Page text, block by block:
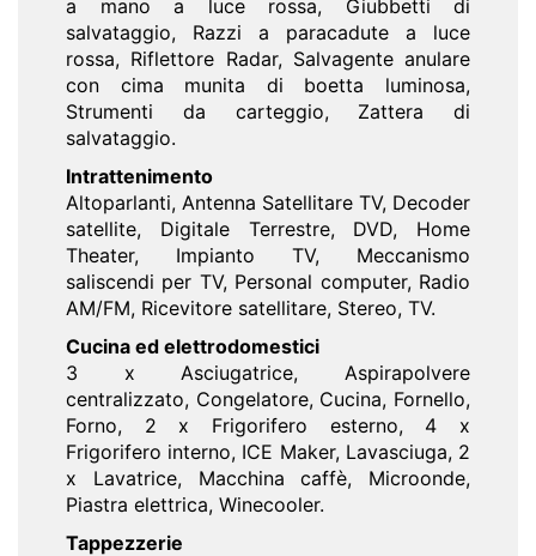
a mano a luce rossa, Giubbetti di
salvataggio, Razzi a paracadute a luce
rossa, Riflettore Radar, Salvagente anulare
con cima munita di boetta luminosa,
Strumenti da carteggio, Zattera di
salvataggio.
Intrattenimento
Altoparlanti, Antenna Satellitare TV, Decoder
satellite, Digitale Terrestre, DVD, Home
Theater, Impianto TV, Meccanismo
saliscendi per TV, Personal computer, Radio
AM/FM, Ricevitore satellitare, Stereo, TV.
Cucina ed elettrodomestici
3 x Asciugatrice, Aspirapolvere
centralizzato, Congelatore, Cucina, Fornello,
Forno, 2 x Frigorifero esterno, 4 x
Frigorifero interno, ICE Maker, Lavasciuga, 2
x Lavatrice, Macchina caffè, Microonde,
Piastra elettrica, Winecooler.
Tappezzerie